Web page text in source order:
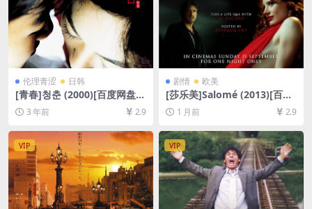
伦理青涩 日韩
[青春]청춘 (2000)[百度网盘
+迅雷云盘DVD原盘高清未删
减资源][网盘在线播放/下载]
件+防和谐加密压缩包]
3 年前 2.9
剧情 欧美
[莎乐美]Salomé (2013)[百度
网盘+夸克网盘1080P超清未
删减资源][网盘在线播放/下
1 月前 2.9
VIP VIP